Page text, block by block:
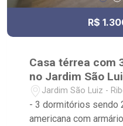
R$
Casa térrea com
no Jardim São
Jardim São Luiz -
- 3 dormitórios sendo
americana com